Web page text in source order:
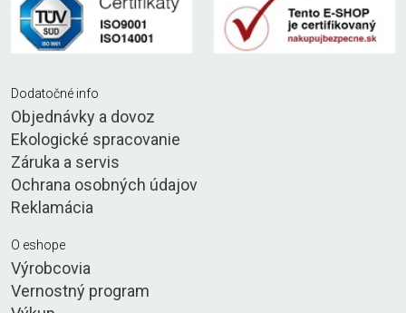
Dodatočné info
Objednávky a dovoz
Ekologické spracovanie
Záruka a servis
Ochrana osobných údajov
Reklamácia
O eshope
Výrobcovia
Vernostný program